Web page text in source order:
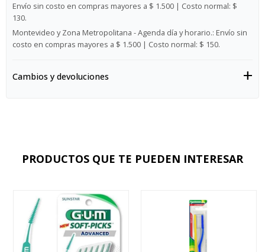
Envío sin costo en compras mayores a $ 1.500 | Costo normal: $
130.
Montevideo y Zona Metropolitana - Agenda día y horario.: Envío sin
costo en compras mayores a $ 1.500 | Costo normal: $ 150.
Cambios y devoluciones
PRODUCTOS QUE TE PUEDEN INTERESAR